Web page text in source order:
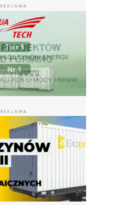
REKLAMA
REKLAMA